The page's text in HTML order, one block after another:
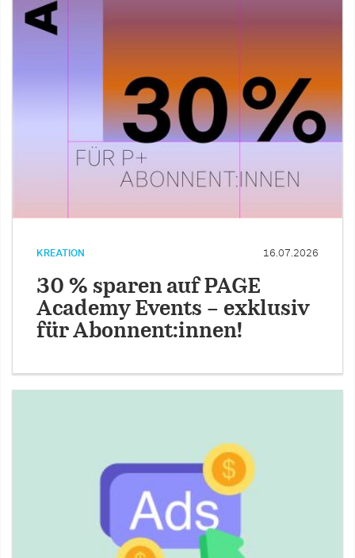
KREATION 16.07.2026
30 % sparen auf PAGE
Academy Events – exklusiv
für Abonnent:innen!